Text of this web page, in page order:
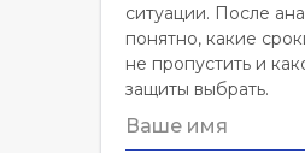
ситуации. После
понятно, какие
не пропустить и
защиты выбрать.